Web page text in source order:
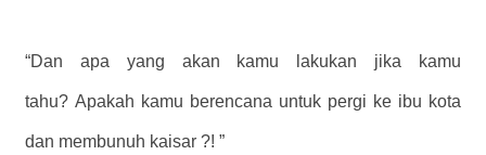
“Dan apa yang akan kamu lakukan jika kamu
tahu? Apakah kamu berencana untuk pergi ke ibu kota
dan membunuh kaisar ?! ”